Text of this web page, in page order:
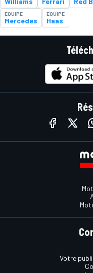
ÉQUIPE
Mercedes
ÉQUIPE
Haas
Votre